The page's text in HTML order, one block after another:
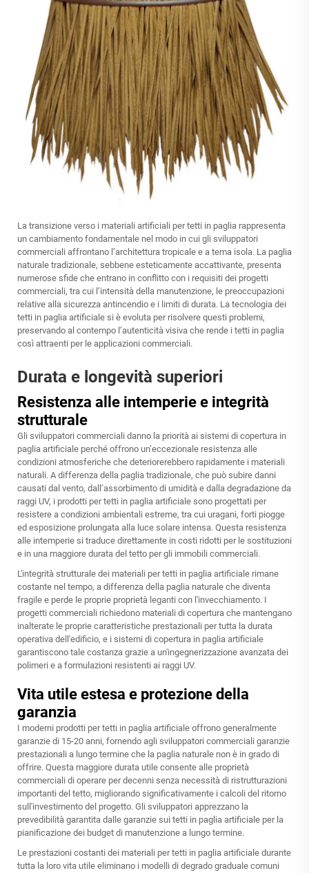
La transizione verso i materiali artificiali per tetti in paglia rappresenta
un cambiamento fondamentale nel modo in cui gli sviluppatori
commerciali affrontano l’architettura tropicale e a tema isola. La paglia
naturale tradizionale, sebbene esteticamente accattivante, presenta
numerose sfide che entrano in conflitto con i requisiti dei progetti
commerciali, tra cui l’intensità della manutenzione, le preoccupazioni
relative alla sicurezza antincendio e i limiti di durata. La tecnologia dei
tetti in paglia artificiale si è evoluta per risolvere questi problemi,
preservando al contempo l’autenticità visiva che rende i tetti in paglia
così attraenti per le applicazioni commerciali.
Durata e longevità superiori
Resistenza alle intemperie e integrità
strutturale
Gli sviluppatori commerciali danno la priorità ai sistemi di copertura in
paglia artificiale perché offrono un’eccezionale resistenza alle
condizioni atmosferiche che deteriorerebbero rapidamente i materiali
naturali. A differenza della paglia tradizionale, che può subire danni
causati dal vento, dall’assorbimento di umidità e dalla degradazione da
raggi UV, i prodotti per tetti in paglia artificiale sono progettati per
resistere a condizioni ambientali estreme, tra cui uragani, forti piogge
ed esposizione prolungata alla luce solare intensa. Questa resistenza
alle intemperie si traduce direttamente in costi ridotti per le sostituzioni
e in una maggiore durata del tetto per gli immobili commerciali.
L'integrità strutturale dei materiali per tetti in paglia artificiale rimane
costante nel tempo, a differenza della paglia naturale che diventa
fragile e perde le proprie proprietà leganti con l'invecchiamento. I
progetti commerciali richiedono materiali di copertura che mantengano
inalterate le proprie caratteristiche prestazionali per tutta la durata
operativa dell'edificio, e i sistemi di copertura in paglia artificiale
garantiscono tale costanza grazie a un'ingegnerizzazione avanzata dei
polimeri e a formulazioni resistenti ai raggi UV.
Vita utile estesa e protezione della
garanzia
I moderni prodotti per tetti in paglia artificiale offrono generalmente
garanzie di 15-20 anni, fornendo agli sviluppatori commerciali garanzie
prestazionali a lungo termine che la paglia naturale non è in grado di
offrire. Questa maggiore durata utile consente alle proprietà
commerciali di operare per decenni senza necessità di ristrutturazioni
importanti del tetto, migliorando significativamente i calcoli del ritorno
sull'investimento del progetto. Gli sviluppatori apprezzano la
prevedibilità garantita dalle garanzie sui tetti in paglia artificiale per la
pianificazione dei budget di manutenzione a lungo termine.
Le prestazioni costanti dei materiali per tetti in paglia artificiale durante
tutta la loro vita utile eliminano i modelli di degrado graduale comuni